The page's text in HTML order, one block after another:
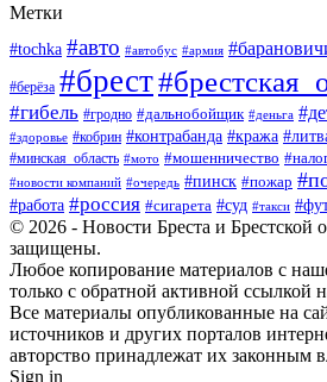
Метки
#tochka #авто #автобус #армия
#берёза #брест
#гибель #гродно #дальнобойщик #деньга
#здоровье #кобрин #контрабанда #кража
#минская_область #мото #мошенничество
#новости компаний #очередь #пинск #пожар
#работа #россия #сигарета #суд #такси
© 2026 - Новости Бреста и Брестской
защищены.
Любое копирование материалов с
только с обратной активной ссылкой
Все материалы опубликованные на
источников и других порталов
авторство принадлежат их законным
Sign in